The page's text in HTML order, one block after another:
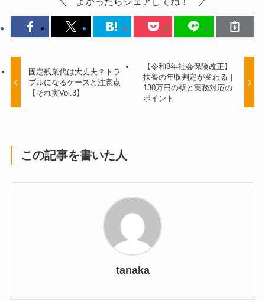
固定残業代は大丈夫？トラ
ブルになるケースと注意点
【それ実Vol.3】
【令和8年社会保険改正】
扶養の年収判定が変わる｜
130万円の壁と実務対応の
ポイント
この記事を書いた人
tanaka